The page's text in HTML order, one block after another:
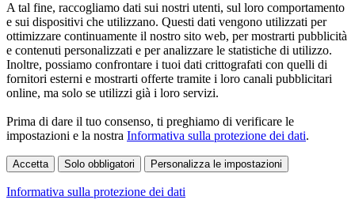
A tal fine, raccogliamo dati sui nostri utenti, sul loro comportamento
e sui dispositivi che utilizzano. Questi dati vengono utilizzati per
ottimizzare continuamente il nostro sito web, per mostrarti pubblicità
e contenuti personalizzati e per analizzare le statistiche di utilizzo.
Inoltre, possiamo confrontare i tuoi dati crittografati con quelli di
fornitori esterni e mostrarti offerte tramite i loro canali pubblicitari
online, ma solo se utilizzi già i loro servizi.
Prima di dare il tuo consenso, ti preghiamo di verificare le
impostazioni e la nostra Informativa sulla protezione dei dati.
Accetta Solo obbligatori Personalizza le impostazioni
Informativa sulla protezione dei dati